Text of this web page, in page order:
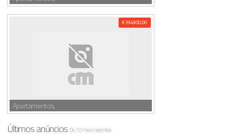
€ 394900,00
Apartamentos,
Últimos anúnciosOs 10 mais recentes